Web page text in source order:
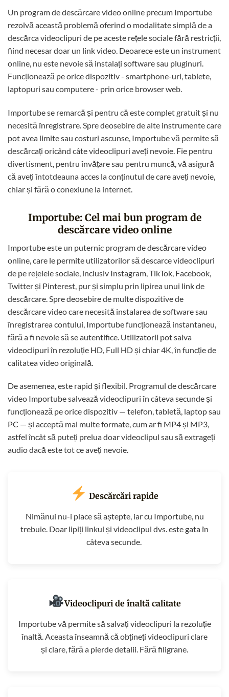
Un program de descărcare video online precum Importube
rezolvă această problemă oferind o modalitate simplă de a
descărca videoclipuri de pe aceste rețele sociale fără restricții,
fiind necesar doar un link video. Deoarece este un instrument
online, nu este nevoie să instalați software sau pluginuri.
Funcționează pe orice dispozitiv - smartphone-uri, tablete,
laptopuri sau computere - prin orice browser web.
Importube se remarcă și pentru că este complet gratuit și nu
necesită înregistrare. Spre deosebire de alte instrumente care
pot avea limite sau costuri ascunse, Importube vă permite să
descărcați oricând câte videoclipuri aveți nevoie. Fie pentru
divertisment, pentru învățare sau pentru muncă, vă asigură
că aveți întotdeauna acces la conținutul de care aveți nevoie,
chiar și fără o conexiune la internet.
Importube: Cel mai bun program de
descărcare video online
Importube este un puternic program de descărcare video
online, care le permite utilizatorilor să descarce videoclipuri
de pe rețelele sociale, inclusiv Instagram, TikTok, Facebook,
Twitter și Pinterest, pur și simplu prin lipirea unui link de
descărcare. Spre deosebire de multe dispozitive de
descărcare video care necesită instalarea de software sau
înregistrarea contului, Importube funcționează instantaneu,
fără a fi nevoie să se autentifice. Utilizatorii pot salva
videoclipuri în rezoluție HD, Full HD și chiar 4K, în funcție de
calitatea video originală.
De asemenea, este rapid și flexibil. Programul de descărcare
video Importube salvează videoclipuri în câteva secunde și
funcționează pe orice dispozitiv — telefon, tabletă, laptop sau
PC — și acceptă mai multe formate, cum ar fi MP4 și MP3,
astfel încât să puteți prelua doar videoclipul sau să extrageți
audio dacă este tot ce aveți nevoie.
Descărcări rapide
Nimănui nu-i place să aștepte, iar cu Importube, nu
trebuie. Doar lipiți linkul și videoclipul dvs. este gata în
câteva secunde.
Videoclipuri de înaltă calitate
Importube vă permite să salvați videoclipuri la rezoluție
înaltă. Aceasta înseamnă că obțineți videoclipuri clare
și clare, fără a pierde detalii. Fără filigrane.